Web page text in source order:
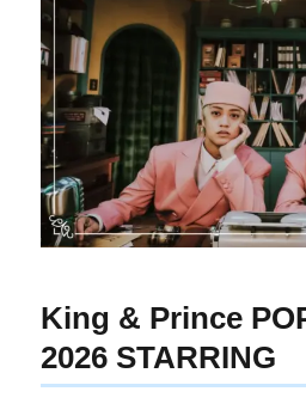
King & Prince
2026 STARRING